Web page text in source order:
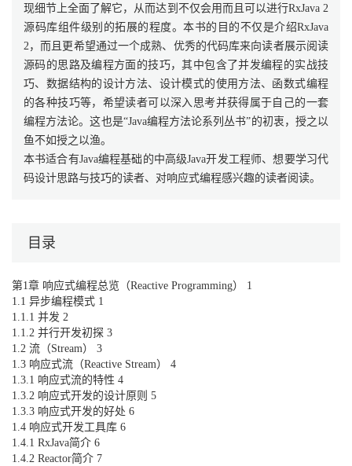
现细节上全面了解它，从而达到不仅会用而且可以进行RxJava 2
源码库组件级别的拓展的程度。本书的目的不仅是介绍RxJava
2，而且更希望通过一个成熟、优秀的代码库来向读者展示阅读
源码的思路及编程方面的技巧，其中包含了并发编程的实战技
巧、数据结构的设计方法、设计模式的使用方法、函数式编程
的各种技巧等，希望读者可以深入思考并获得属于自己的一套
编程方法论。这也是“Java编程方法论系列丛书”的初衷，授之以
鱼不如授之以渔。
本书适合有Java编程基础的中高级Java开发工程师、想要学习代
码设计思路与技巧的读者、对响应式编程感兴趣的读者阅读。
目录
第1章 响应式编程总览（Reactive Programming） 1
1.1 异步编程模式 1
1.1.1 并发 2
1.1.2 并行开发初探 3
1.2 流（Stream） 3
1.3 响应式流（Reactive Stream） 4
1.3.1 响应式流的特性 4
1.3.2 响应式开发的设计原则 5
1.3.3 响应式开发的好处 6
1.4 响应式开发工具库 6
1.4.1 RxJava简介 6
1.4.2 Reactor简介 7